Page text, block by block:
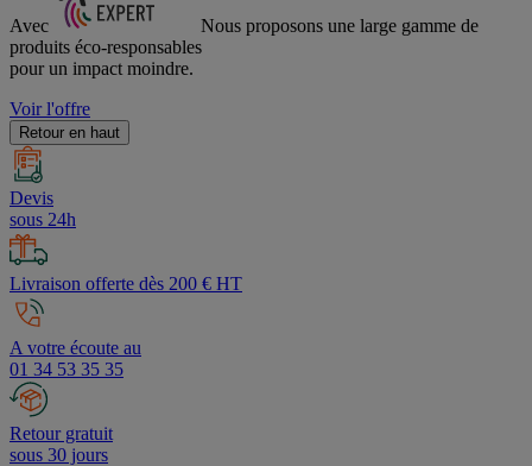
Avec
Nous proposons une large gamme de
produits éco-responsables
pour un impact moindre.
Voir l'offre
Retour en haut
Devis
sous 24h
Livraison offerte dès 200 € HT
A votre écoute au
01 34 53 35 35
Retour gratuit
sous 30 jours